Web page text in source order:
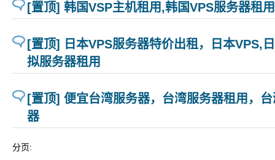
[置顶] 韩国VSP主机租用,韩国VPS服务器租
[置顶] 日本VPS服务器特价出租，日本VPS,
拟服务器租用
[置顶] 便宜台湾服务器，台湾服务器租用，
器
分页: